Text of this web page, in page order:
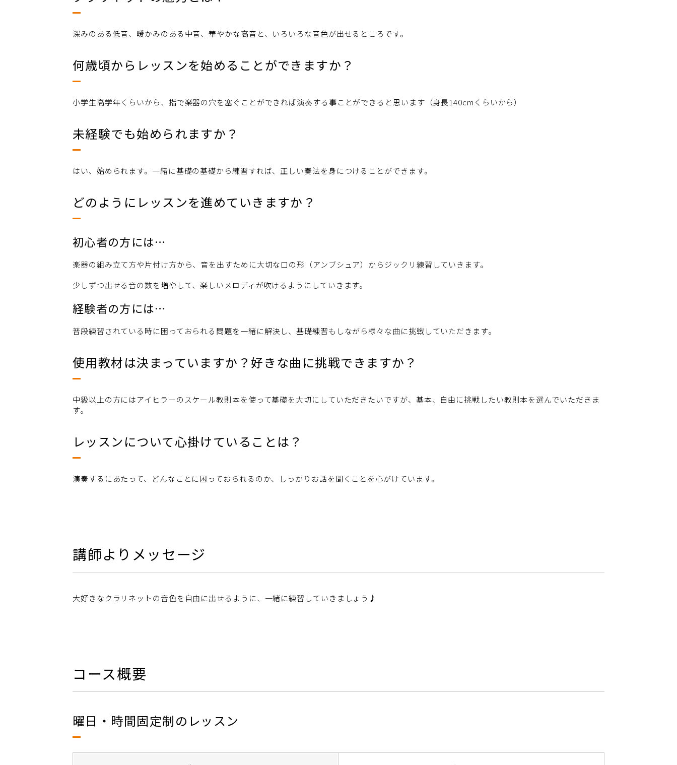
深みのある低音、暖かみのある中音、華やかな高音と、いろいろな音色が出せるところです。
何歳頃からレッスンを始めることができますか？
小学生高学年くらいから、指で楽器の穴を塞ぐことができれば演奏する事ことができると思います（身長140cmくらいから）
未経験でも始められますか？
はい、始められます。一緒に基礎の基礎から練習すれば、正しい奏法を身につけることができます。
どのようにレッスンを進めていきますか？
初心者の方には…
楽器の組み立て方や片付け方から、音を出すために大切な口の形（アンブシュア）からジックリ練習していきます。
少しずつ出せる音の数を増やして、楽しいメロディが吹けるようにしていきます。
経験者の方には…
普段練習されている時に困っておられる問題を一緒に解決し、基礎練習もしながら様々な曲に挑戦していただきます。
使用教材は決まっていますか？好きな曲に挑戦できますか？
中級以上の方にはアイヒラーのスケール教則本を使って基礎を大切にしていただきたいですが、基本、自由に挑戦したい教則本を選んでいただきま
す。
レッスンについて心掛けていることは？
演奏するにあたって、どんなことに困っておられるのか、しっかりお話を聞くことを心がけています。
講師よりメッセージ
大好きなクラリネットの音色を自由に出せるように、一緒に練習していきましょう♪
コース概要
曜日・時間固定制のレッスン